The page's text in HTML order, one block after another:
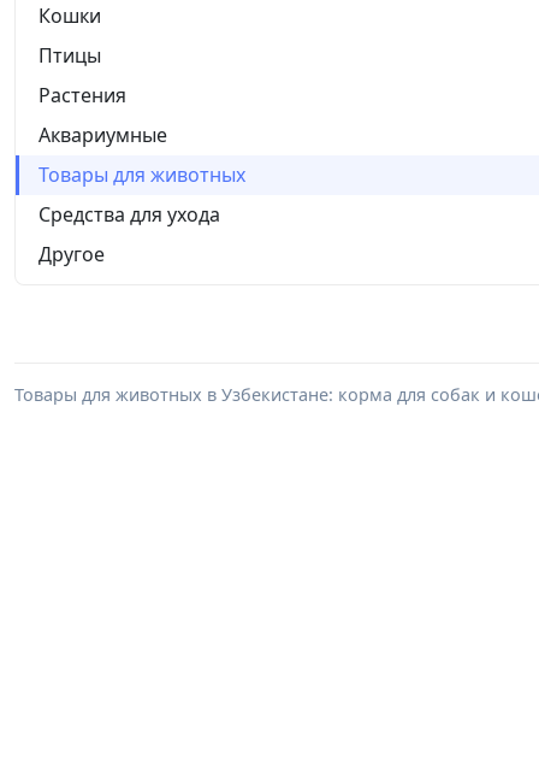
Кошки
Птицы
Растения
Аквариумные
Товары для животных
Средства для ухода
Другое
Товары для животных в Узбекистане: корма для собак и